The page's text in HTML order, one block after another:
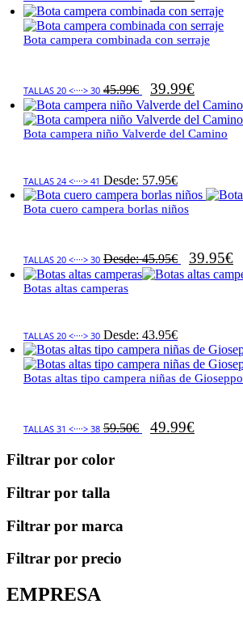
Bota campera combinada con serraje
TALLAS 20 <····> 30 45.99€ 39.99€
Bota campera niño Valverde del Camino
TALLAS 24 <····> 41 Desde: 57.95€
Bota cuero campera borlas niños
TALLAS 20 <····> 30 Desde:45.95€ 39.95€
Botas altas camperas
TALLAS 20 <····> 30 Desde: 43.95€
Botas altas tipo campera niñas de Gioseppo
TALLAS 31 <····> 38 59.50€ 49.99€
Filtrar por color
Filtrar por talla
Filtrar por marca
Filtrar por precio
EMPRESA